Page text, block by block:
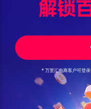
* 万里汇电商客户可登